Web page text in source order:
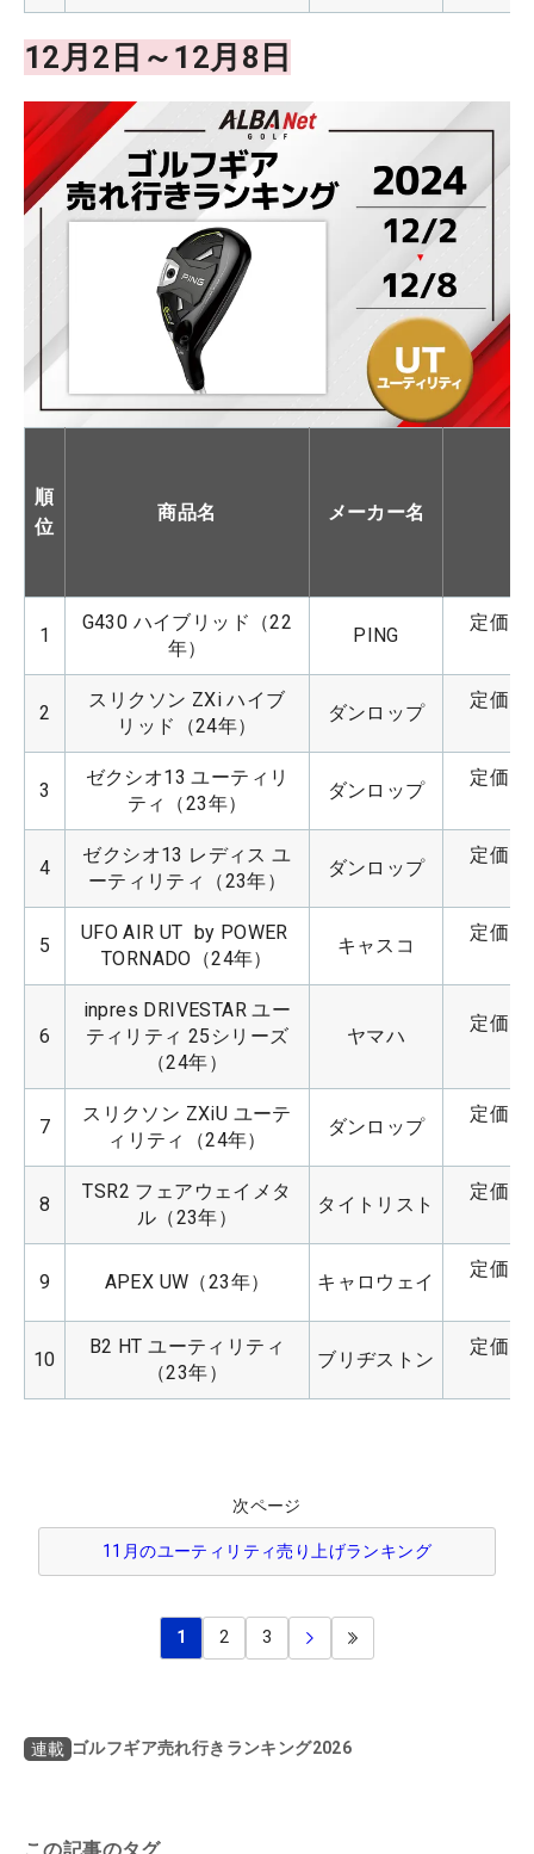
12月2日～12月8日
順
位
商品名 メーカー名
1
G430 ハイブリッド（22
年）
PING
定価
2
スリクソン ZXi ハイブ
リッド（24年）
ダンロップ
定価
3
ゼクシオ13 ユーティリ
ティ（23年）
ダンロップ
定価
4
ゼクシオ13 レディス ユ
ーティリティ（23年）
ダンロップ
定価
5
UFO AIR UT  by POWER
TORNADO（24年）
キャスコ
定価
6
inpres DRIVESTAR ユー
ティリティ 25シリーズ
（24年）
ヤマハ
定価
7
スリクソン ZXiU ユーテ
ィリティ（24年）
ダンロップ
定価
8
TSR2 フェアウェイメタ
ル（23年）
タイトリスト
定価
9 APEX UW（23年） キャロウェイ
定価
10
B2 HT ユーティリティ
（23年）
ブリヂストン
定価
次ページ
11月のユーティリティ売り上げランキング
1 2 3
連載 ゴルフギア売れ行きランキング2026